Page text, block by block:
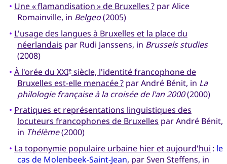
• Une « flamandisation » de Bruxelles ?par Alice
Romainville, in Belgeo(2005)
• L'usage des langues à Bruxelles et la place du
néerlandais par Rudi Janssens, in Brussels studies
(2008)
• À l'orée du XXIesiècle, l'identité francophone de
Bruxelles est-elle menacée ?par André Bénit, in La
philologie française à la croisée de l'an 2000(2000)
• Pratiques et représentations linguistiques des
locuteurs francophones de Bruxelles par André Bénit,
in Thélème(2000)
• La toponymie populaire urbaine hier et aujourd'hui : le
cas de Molenbeek-Saint-Jean, par Sven Steffens, in